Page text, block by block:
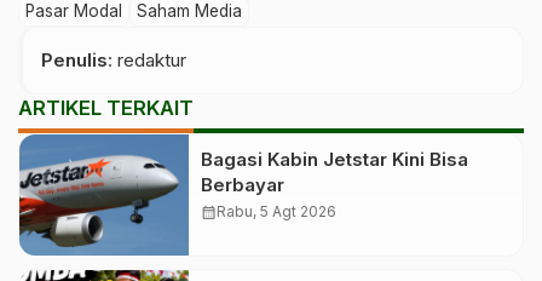
Pasar Modal
Saham Media
Penulis: redaktur
ARTIKEL TERKAIT
Bagasi Kabin Jetstar Kini Bisa
Berbayar
calendar_monthRabu, 5 Agt 2026